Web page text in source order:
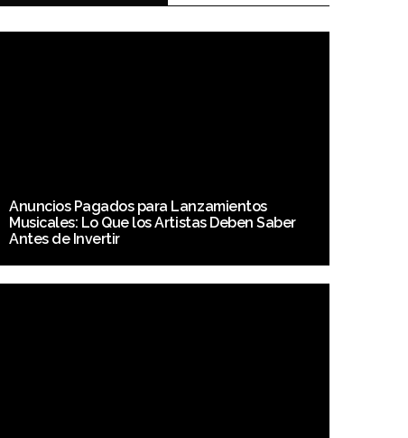
Anuncios Pagados para Lanzamientos
Musicales: Lo Que los Artistas Deben Saber
Antes de Invertir